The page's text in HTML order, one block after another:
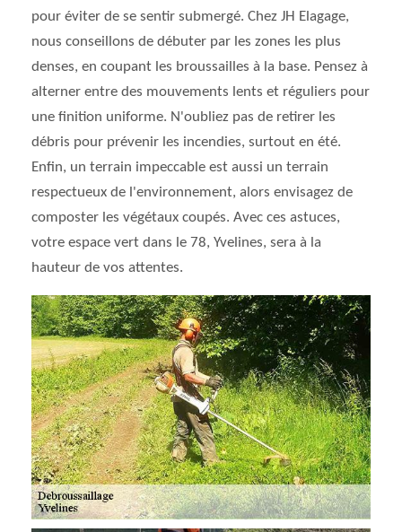
pour éviter de se sentir submergé. Chez JH Elagage,
nous conseillons de débuter par les zones les plus
denses, en coupant les broussailles à la base. Pensez à
alterner entre des mouvements lents et réguliers pour
une finition uniforme. N'oubliez pas de retirer les
débris pour prévenir les incendies, surtout en été.
Enfin, un terrain impeccable est aussi un terrain
respectueux de l'environnement, alors envisagez de
composter les végétaux coupés. Avec ces astuces,
votre espace vert dans le 78, Yvelines, sera à la
hauteur de vos attentes.